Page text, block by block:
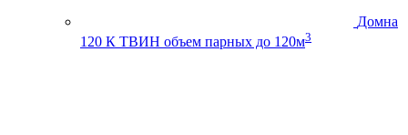
Домна
120 К ТВИН объем парных до 120м3